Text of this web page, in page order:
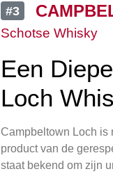
#3
Schotse Whisky
Een
Loch
Campbeltown Loch is
product van de
staat bekend om zijn